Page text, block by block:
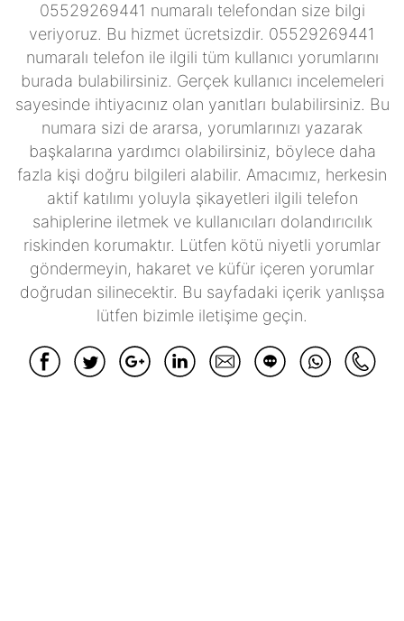
05529269441 numaralı telefondan size bilgi
veriyoruz. Bu hizmet ücretsizdir. 05529269441
numaralı telefon ile ilgili tüm kullanıcı yorumlarını
burada bulabilirsiniz. Gerçek kullanıcı incelemeleri
sayesinde ihtiyacınız olan yanıtları bulabilirsiniz. Bu
numara sizi de ararsa, yorumlarınızı yazarak
başkalarına yardımcı olabilirsiniz, böylece daha
fazla kişi doğru bilgileri alabilir. Amacımız, herkesin
aktif katılımı yoluyla şikayetleri ilgili telefon
sahiplerine iletmek ve kullanıcıları dolandırıcılık
riskinden korumaktır. Lütfen kötü niyetli yorumlar
göndermeyin, hakaret ve küfür içeren yorumlar
doğrudan silinecektir. Bu sayfadaki içerik yanlışsa
lütfen bizimle iletişime geçin.